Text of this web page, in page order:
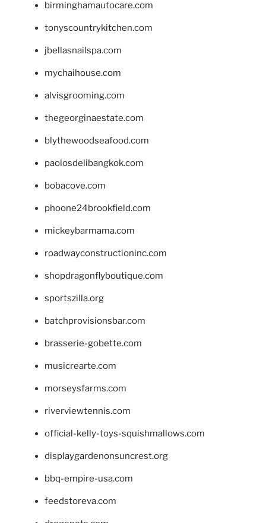
birminghamautocare.com
tonyscountrykitchen.com
jbellasnailspa.com
mychaihouse.com
alvisgrooming.com
thegeorginaestate.com
blythewoodseafood.com
paolosdelibangkok.com
bobacove.com
phoone24brookfield.com
mickeybarmama.com
roadwayconstructioninc.com
shopdragonflyboutique.com
sportszilla.org
batchprovisionsbar.com
brasserie-gobette.com
musicrearte.com
morseysfarms.com
riverviewtennis.com
official-kelly-toys-squishmallows.com
displaygardenonsuncrest.org
bbq-empire-usa.com
feedstoreva.com